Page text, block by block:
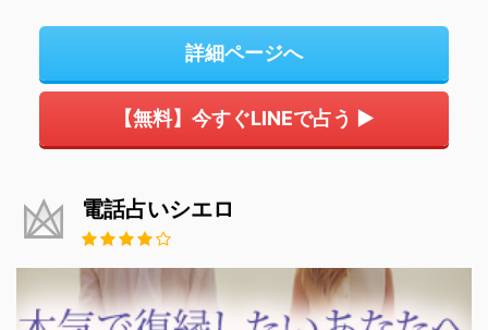
詳細ページへ
【無料】今すぐLINEで占う ▶
電話占いシエロ